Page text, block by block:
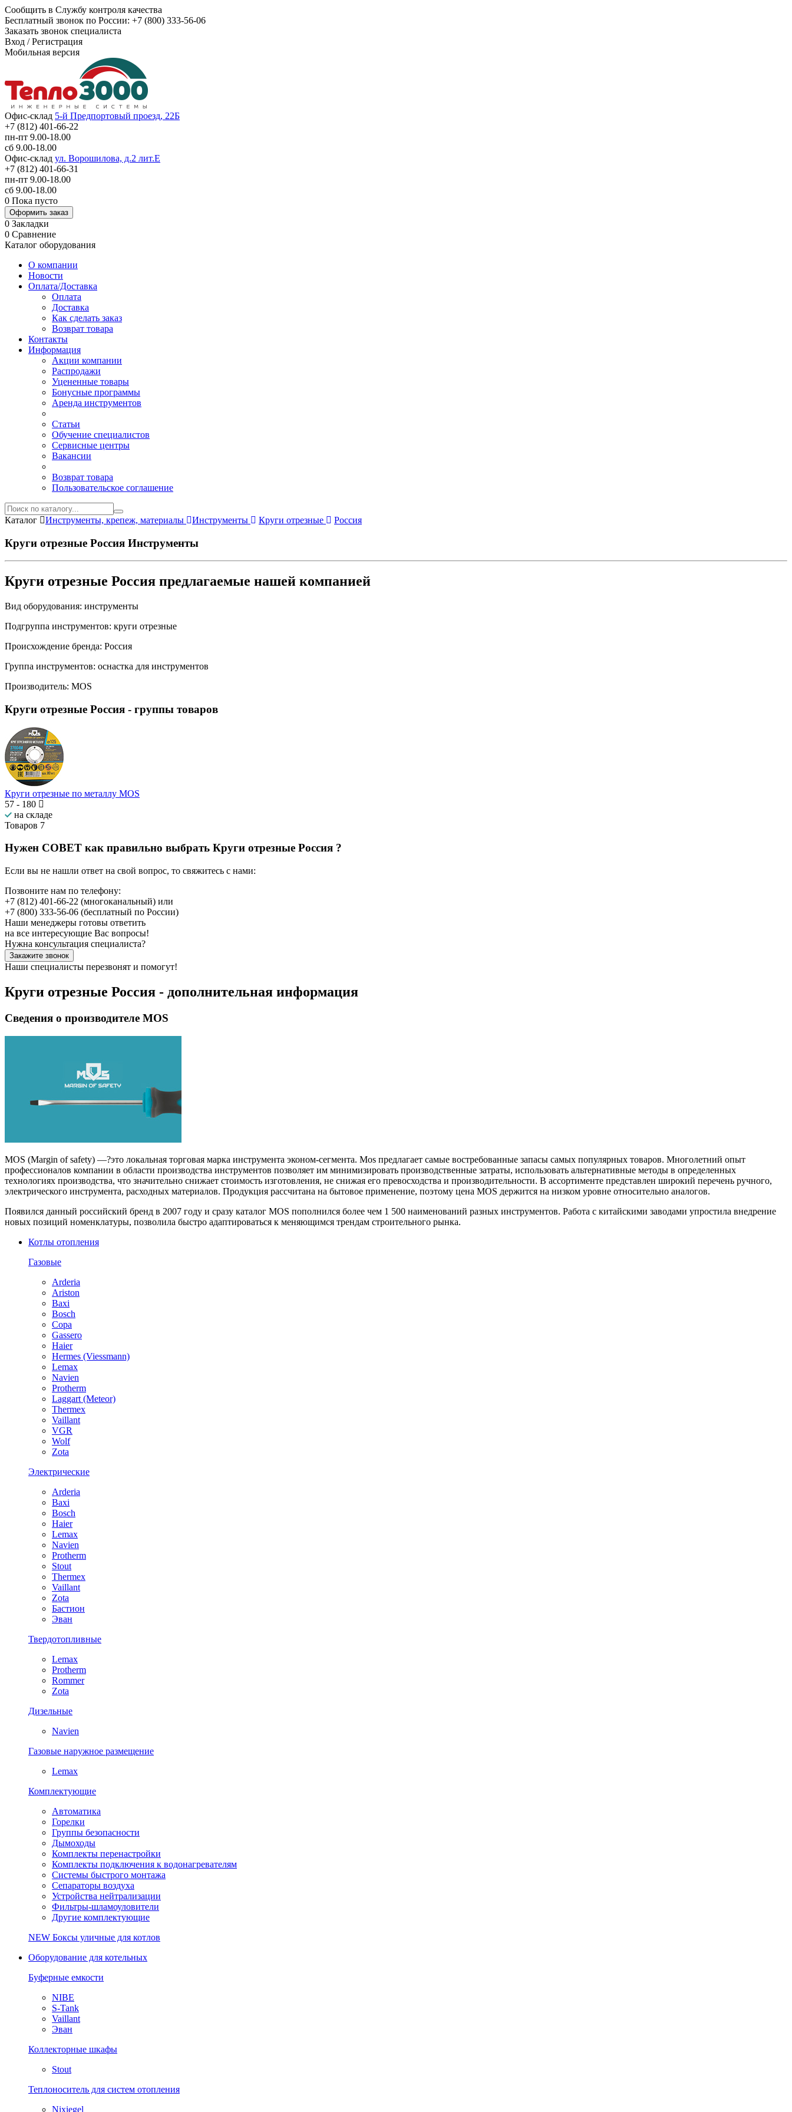
Сообщить в Службу контроля качества
Бесплатный звонок по России: +7 (800) 333-56-06
Заказать звонок специалиста
Вход /Регистрация
Мобильная версия
Офис-склад 5-й Предпортовый проезд, 22Б
+7 (812) 401-66-22
пн-пт 9.00-18.00
сб 9.00-18.00
Офис-склад ул. Ворошилова, д.2 лит.Е
+7 (812) 401-66-31
пн-пт 9.00-18.00
сб 9.00-18.00
0 Пока пусто
Оформить заказ
0 Закладки
0 Сравнение
Каталог оборудования
О компании
Новости
Оплата/Доставка
Оплата
Доставка
Как сделать заказ
Возврат товара
Контакты
Информация
Акции компании
Распродажи
Уцененные товары
Бонусные программы
Аренда инструментов
Статьи
Обучение специалистов
Сервисные центры
Вакансии
Возврат товара
Пользовательское соглашение
Каталог Инструменты, крепеж, материалы Инструменты Круги отрезные Россия
Круги отрезные Россия Инструменты
Круги отрезные Россия предлагаемые нашей компанией
Вид оборудования: инструменты
Подгруппа инструментов: круги отрезные
Происхождение бренда: Россия
Группа инструментов: оснастка для инструментов
Производитель: MOS
Круги отрезные Россия - группы товаров
Круги отрезные по металлу MOS
57 - 180
на складе
Товаров 7
Нужен СОВЕТ как правильно выбрать Круги отрезные Россия ?
Если вы не нашли ответ на свой вопрос, то свяжитесь с нами:
Позвоните нам по телефону:
+7 (812) 401-66-22 (многоканальный) или
+7 (800) 333-56-06 (бесплатный по России)
Наши менеджеры готовы ответить
на все интересующие Вас вопросы!
Нужна консультация специалиста?
Закажите звонок
Наши специалисты перезвонят и помогут!
Круги отрезные Россия - дополнительная информация
Сведения о производителе MOS
MOS (Margin of safety) —?это локальная торговая марка инструмента эконом-сегмента. Mos предлагает самые востребованные запасы самых популярных товаров. Многолетний опыт
профессионалов компании в области производства инструментов позволяет им минимизировать производственные затраты, использовать альтернативные методы в определенных
технологиях производства, что значительно снижает стоимость изготовления, не снижая его превосходства и производительности. В ассортименте представлен широкий перечень ручного,
электрического инструмента, расходных материалов. Продукция рассчитана на бытовое применение, поэтому цена MOS держится на низком уровне относительно аналогов.
Появился данный российский бренд в 2007 году и сразу каталог MOS пополнился более чем 1 500 наименований разных инструментов. Работа с китайскими заводами упростила внедрение
новых позиций номенклатуры, позволила быстро адаптироваться к меняющимся трендам строительного рынка.
Котлы отопления
Газовые
Arderia
Ariston
Baxi
Bosch
Copa
Gassero
Haier
Hermes (Viessmann)
Lemax
Navien
Protherm
Laggart (Meteor)
Thermex
Vaillant
VGR
Wolf
Zota
Электрические
Arderia
Baxi
Bosch
Haier
Lemax
Navien
Protherm
Stout
Thermex
Vaillant
Zota
Бастион
Эван
Твердотопливные
Lemax
Protherm
Rommer
Zota
Дизельные
Navien
Газовые наружное размещение
Lemax
Комплектующие
Автоматика
Горелки
Группы безопасности
Дымоходы
Комплекты перенастройки
Комплекты подключения к водонагревателям
Системы быстрого монтажа
Сепараторы воздуха
Устройства нейтрализации
Фильтры-шламоуловители
Другие комплектующие
NEW Боксы уличные для котлов
Оборудование для котельных
Буферные емкости
NIBE
S-Tank
Vaillant
Эван
Коллекторные шкафы
Stout
Теплоноситель для систем отопления
Nixiegel